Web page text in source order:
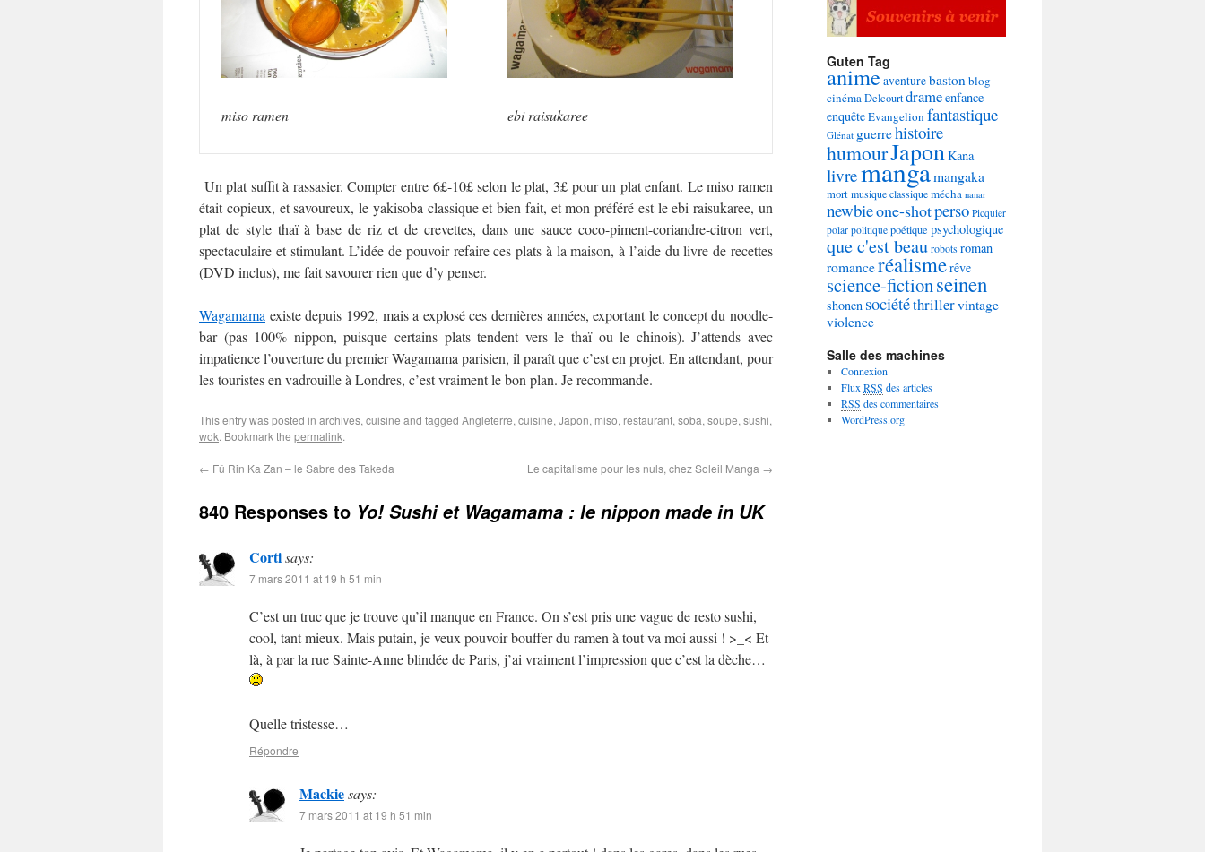
miso ramen ebi raisukaree
Un plat suffit à rassasier. Compter entre 6£-10£ selon le plat, 3£ pour un plat enfant. Le miso ramen
était copieux, et savoureux, le yakisoba classique et bien fait, et mon préféré est le ebi raisukaree, un
plat de style thaï à base de riz et de crevettes, dans une sauce coco-piment-coriandre-citron vert,
spectaculaire et stimulant. L’idée de pouvoir refaire ces plats à la maison, à l’aide du livre de recettes
(DVD inclus), me fait savourer rien que d’y penser.
Wagamama existe depuis 1992, mais a explosé ces dernières années, exportant le concept du noodle-
bar (pas 100% nippon, puisque certains plats tendent vers le thaï ou le chinois). J’attends avec
impatience l’ouverture du premier Wagamama parisien, il paraît que c’est en projet. En attendant, pour
les touristes en vadrouille à Londres, c’est vraiment le bon plan. Je recommande.
This entry was posted in archives, cuisine and tagged Angleterre, cuisine, Japon, miso, restaurant, soba, soupe, sushi,
wok. Bookmark the permalink.
← Fû Rin Ka Zan – le Sabre des Takeda Le capitalisme pour les nuls, chez Soleil Manga →
840 Responses to Yo! Sushi et Wagamama : le nippon made in UK
Cortisays:
7 mars 2011 at 19 h 51 min
C’est un truc que je trouve qu’il manque en France. On s’est pris une vague de resto sushi,
cool, tant mieux. Mais putain, je veux pouvoir bouffer du ramen à tout va moi aussi ! >_< Et
là, à par la rue Sainte-Anne blindée de Paris, j’ai vraiment l’impression que c’est la dèche…
Quelle tristesse…
Répondre
Mackiesays:
7 mars 2011 at 19 h 51 min
Guten Tag
animeaventurebaston blog
cinémaDelcourtdrameenfance
enquêteEvangelion fantastique
Glénat guerrehistoire
humourJapon Kana
livremangamangaka
mortmusique classiquemécha nanar
newbieone-shotperso Picquier
polar politique poétique psychologique
que c'est beaurobotsroman
romanceréalismerêve
science-fictionseinen
shonen sociététhrillervintage
violence
Salle des machines
Connexion
Flux RSS des articles
RSS des commentaires
WordPress.org